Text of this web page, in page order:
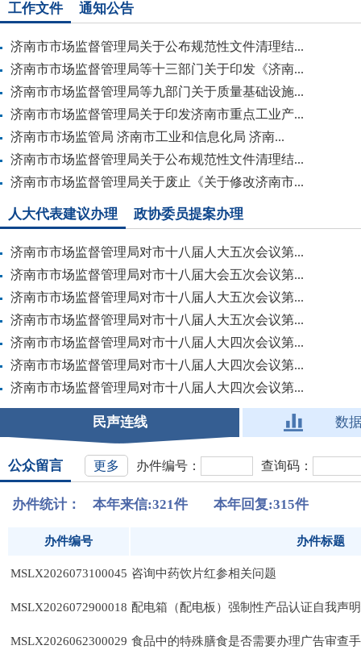
工作文件 通知公告
济南市市场监督管理局关于公布规范性文件清理结...
济南市市场监督管理局等十三部门关于印发《济南...
济南市市场监督管理局等九部门关于质量基础设施...
济南市市场监督管理局关于印发济南市重点工业产...
济南市市场监管局 济南市工业和信息化局 济南...
济南市市场监督管理局关于公布规范性文件清理结...
济南市市场监督管理局关于废止《关于修改济南市...
人大代表建议办理 政协委员提案办理
济南市市场监督管理局对市十八届人大五次会议第...
济南市市场监督管理局对市十八届大会五次会议第...
济南市市场监督管理局对市十八届人大五次会议第...
济南市市场监督管理局对市十八届人大五次会议第...
济南市市场监督管理局对市十八届人大四次会议第...
济南市市场监督管理局对市十八届人大四次会议第...
济南市市场监督管理局对市十八届人大四次会议第...
民声连线 数
公众留言 更多